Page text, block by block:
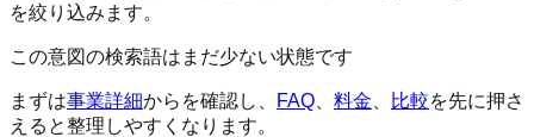
を絞り込みます。
この意図の検索語はまだ少ない状態です
まずは事業詳細からを確認し、 FAQ 料金 比較を先に押さ
えると整理しやすくなります。